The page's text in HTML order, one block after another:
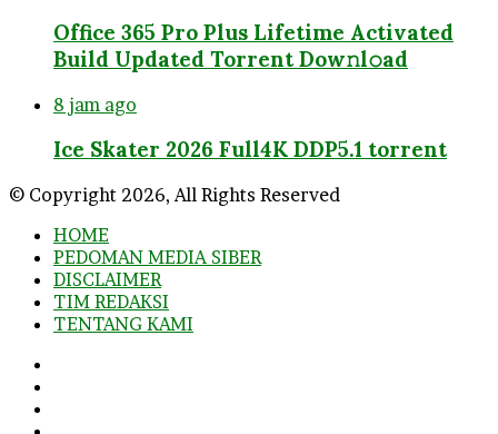
Office 365 Pro Plus Lifetime Activated
Build Updated Torrent Dow𝚗l𝚘аd
8 jam ago
Ice Skater 2026 Full4K DDP5.1 torrent
© Copyright 2026, All Rights Reserved
HOME
PEDOMAN MEDIA SIBER
DISCLAIMER
TIM REDAKSI
TENTANG KAMI